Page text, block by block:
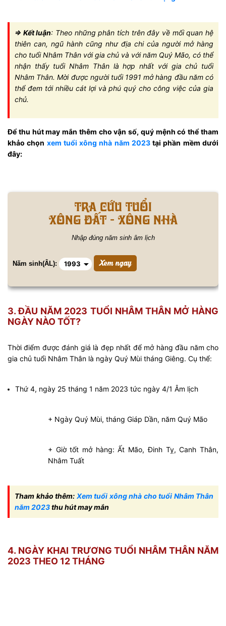
=> Kết luận: Theo những phân tích trên đây về mối quan hệ
thiên can, ngũ hành cũng như địa chi của người mở hàng
cho tuổi Nhâm Thân với gia chủ và với năm Quý Mão, có thể
nhận thấy tuổi Nhâm Thân là hợp nhất với gia chủ tuổi
Nhâm Thân. Mời được người tuổi 1991 mở hàng đầu năm có
thể đem tới nhiều cát lợi và phú quý cho công việc của gia
chủ.
Để thu hút may mắn thêm cho vận số, quý mệnh có thể tham
khảo chọn xem tuổi xông nhà năm 2023tại phần mềm dưới
đây:
Tra cứu tuổi
xông đất - xông nhà
Nhập đúng năm sinh âm lịch
Năm sinh(ÂL):
3. ĐẦU NĂM 2023 TUỔI NHÂM THÂN MỞ HÀNG
NGÀY NÀO TỐT?
Thời điểm được đánh giá là đẹp nhất để mở hàng đầu năm cho
gia chủ tuổi Nhâm Thân là ngày Quý Mùi tháng Giêng. Cụ thể:
Thứ 4, ngày 25 tháng 1 năm 2023 tức ngày 4/1 Âm lịch
+ Ngày Quý Mùi, tháng Giáp Dần, năm Quý Mão
+ Giờ tốt mở hàng: Ất Mão, Đinh Tỵ, Canh Thân,
Nhâm Tuất
Tham khảo thêm: Xem tuổi xông nhà cho tuổi Nhâm Thân
năm 2023thu hút may mắn
4. NGÀY KHAI TRƯƠNG TUỔI NHÂM THÂN NĂM
2023 THEO 12 THÁNG